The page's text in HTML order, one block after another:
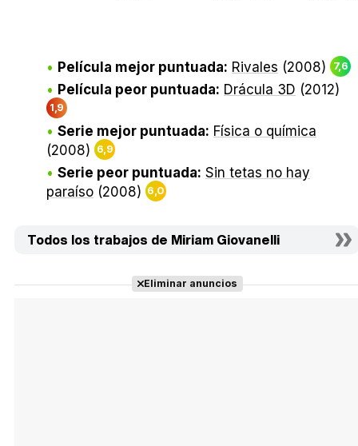
Película mejor puntuada: Rivales (2008) 7,6
Película peor puntuada: Drácula 3D (2012)
1,9
Serie mejor puntuada: Física o química
(2008)
6,9
Serie peor puntuada: Sin tetas no hay
paraíso (2008) 6,0
Todos los trabajos de Miriam Giovanelli
Eliminar anuncios